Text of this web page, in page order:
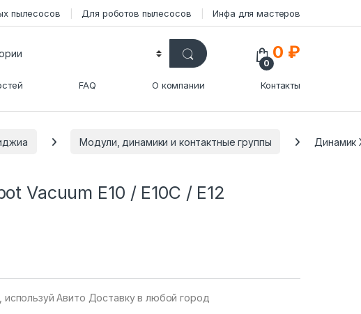
пылесосов Для роботов пылесосов Инфа для мастеров
FAQ О компании Контакты
0
0 ₽
Модули, динамики и контактные группы Динамик
Vacuum E10 / E10C / E12
, используй Авито Доставку в любой город